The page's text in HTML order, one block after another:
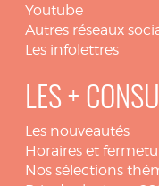
Youtube
Autres réseaux
Les infolettres
LES +
Les nouveautés
Horaires et
Nos sélections